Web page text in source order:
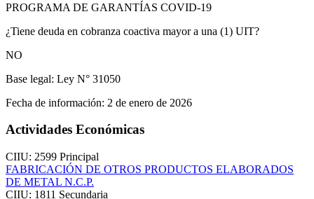
PROGRAMA DE GARANTÍAS COVID-19
¿Tiene deuda en cobranza coactiva mayor a una (1) UIT?
NO
Base legal: Ley N° 31050
Fecha de información: 2 de enero de 2026
Actividades Económicas
CIIU: 2599 Principal
FABRICACIÓN DE OTROS PRODUCTOS ELABORADOS
DE METAL N.C.P.
CIIU: 1811 Secundaria